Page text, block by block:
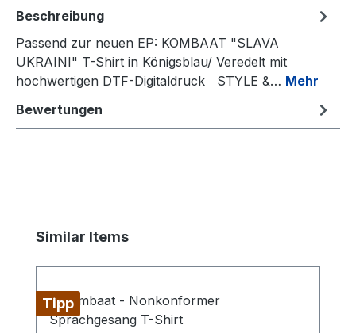
Beschreibung
Passend zur neuen EP: KOMBAAT "SLAVA
UKRAINI" T-Shirt in Königsblau/ Veredelt mit
hochwertigen DTF-Digitaldruck STYLE &… Mehr
Bewertungen
Produktgalerie überspringen
Similar Items
Tipp